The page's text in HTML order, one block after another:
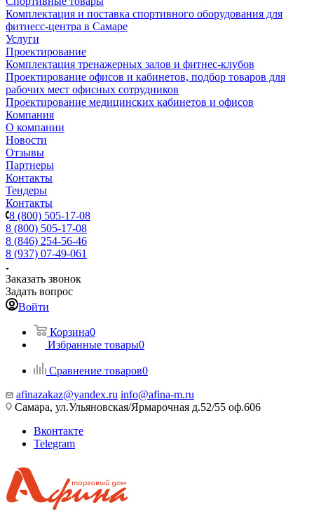
Комплектация и поставка спортивного оборудования для
фитнесс-центра в Самаре
Услуги
Проектирование
Комплектация тренажерных залов и фитнес-клубов
Проектирование офисов и кабинетов, подбор товаров для
рабочих мест офисных сотрудников
Проектирование медицинских кабинетов и офисов
Компания
О компании
Новости
Отзывы
Партнеры
Контакты
Тендеры
Контакты
8 (800) 505-17-08
8 (800) 505-17-08
8 (846) 254-56-46
8 (937) 07-49-061
Заказать звонок
Задать вопрос
Войти
Корзина0
Избранные товары0
Сравнение товаров0
afinazakaz@yandex.ru info@afina-m.ru
Самара, ул.Ульяновская/Ярмарочная д.52/55 оф.606
Вконтакте
Telegram